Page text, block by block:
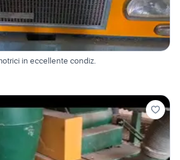
in eccellente condiz.